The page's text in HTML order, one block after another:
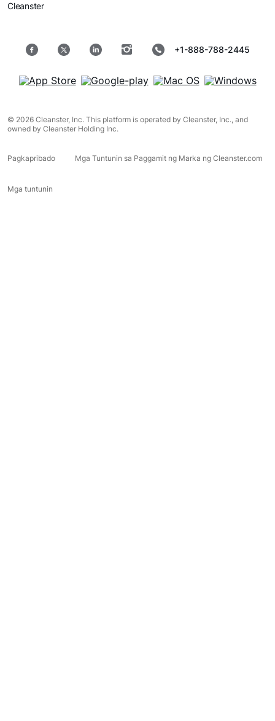
Cleanster
+1-888-788-2445
© 2026 Cleanster, Inc. This platform is operated by Cleanster, Inc., and
owned by Cleanster Holding Inc.
Pagkapribado Mga Tuntunin sa Paggamit ng Marka ng Cleanster.com
Mga tuntunin